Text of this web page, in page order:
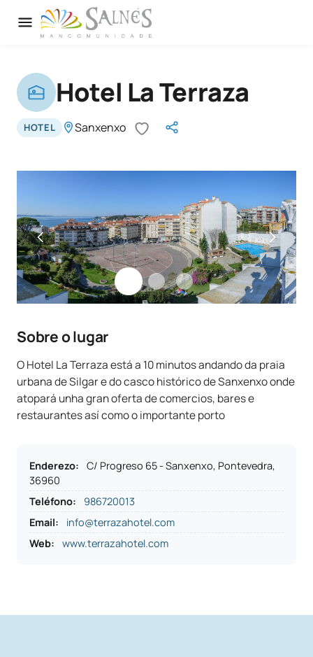
Hotel La Terraza
HOTEL Sanxenxo
Sobre o lugar
O Hotel La Terraza está a 10 minutos andando da praia
urbana de Silgar e do casco histórico de Sanxenxo onde
atopará unha gran oferta de comercios, bares e
restaurantes así como o importante porto
Enderezo:
C/ Progreso 65 - Sanxenxo, Pontevedra,
36960
Teléfono:
986720013
Email:
info@terrazahotel.com
Web:
www.terrazahotel.com